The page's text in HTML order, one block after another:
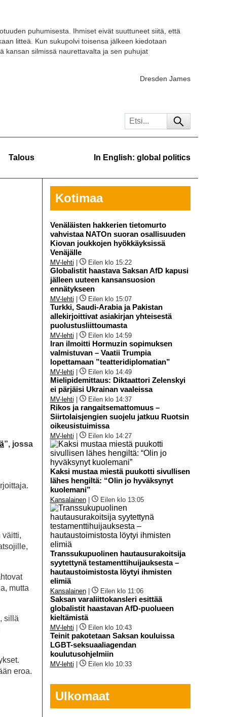
puhumisesta. Ihmiset eivät suuttuneet siitä, että
litteä. Kun sukupolvi toisensa jälkeen kiedotaan
kansan silmissä naurettavalta ja sen puhujat
Dresden James
Talous In English: global politics
”, jossa
väitti,
mutta
sillä
eroa.
Kotimaa
Venäläisten hakkerien tietomurto
vahvistaa NATOn suoran osallisuuden
Kiovan joukkojen hyökkäyksissä
Venäjälle
MV-lehti Eilen klo 15:22
Globalistit haastava Saksan AfD kapusi
jälleen uuteen kansansuosion
ennätykseen
MV-lehti Eilen klo 15:07
Turkki, Saudi-Arabia ja Pakistan
allekirjoittivat asiakirjan yhteisestä
puolustusliittoumasta
MV-lehti Eilen klo 14:59
Iran ilmoitti Hormuzin sopimuksen
valmistuvan – Vaatii Trumpia
lopettamaan ”teatteridiplomatian”
MV-lehti Eilen klo 14:49
Mielipidemittaus: Diktaattori Zelenskyi
ei pärjäisi Ukrainan vaaleissa
MV-lehti Eilen klo 14:37
Rikos ja rangaitsemattomuus –
Siirtolaisjengien suojelu jatkuu Ruotsin
oikeusistuimissa
MV-lehti Eilen klo 14:27
Kaksi mustaa miestä puukotti sivullisen
lähes hengiltä: “Olin jo hyväksynyt
kuolemani”
Kansalainen| Eilen klo 13:05
Transsukupuolinen hautausurakoitsija
syytettynä testamenttihuijauksesta –
hautaustoimistosta löytyi ihmisten
elimiä
Kansalainen| Eilen klo 11:06
Saksan varaliittokansleri esittää
globalistit haastavan AfD-puolueen
kieltämistä
MV-lehti Eilen klo 10:43
Teinit pakotetaan Saksan kouluissa
LGBT-seksuaaliagendan
koulutusohjelmiin
MV-lehti Eilen klo 10:33
Ulkomaat